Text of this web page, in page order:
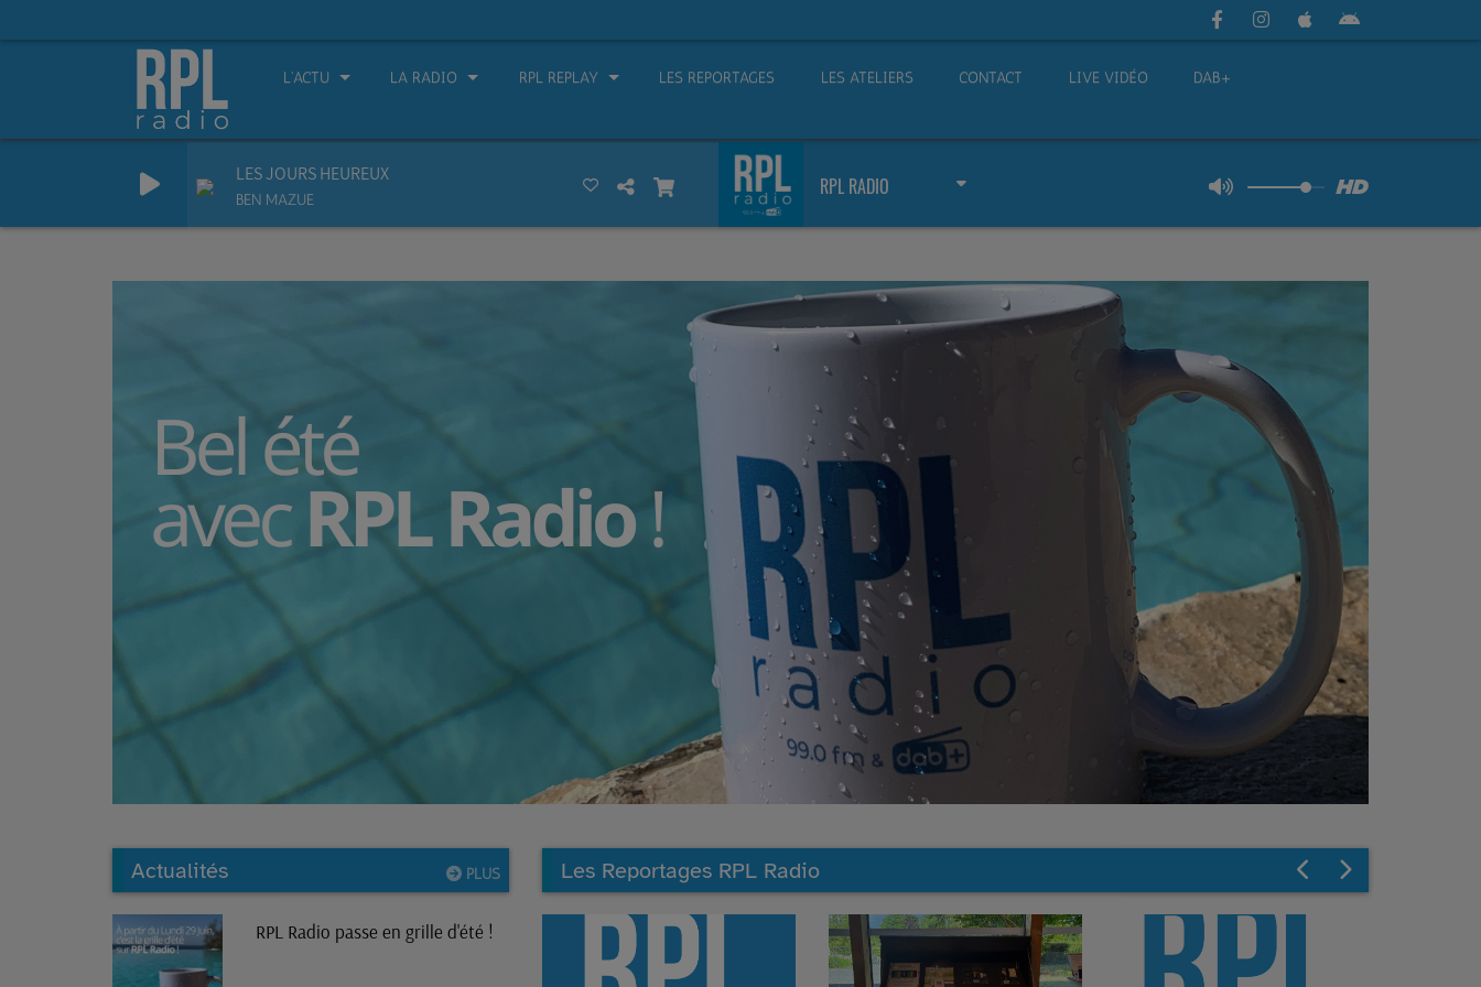
L'ACTU LA RADIO RPL REPLAY LES REPORTAGES LES ATELIERS CONTACT LIVE VIDÉO DAB+
LES JOURS HEUREUX
BEN MAZUE RPL RADIO
PLUS
Actualités
RPL Radio passe en grille d'été !
Les Reportages RPL Radio